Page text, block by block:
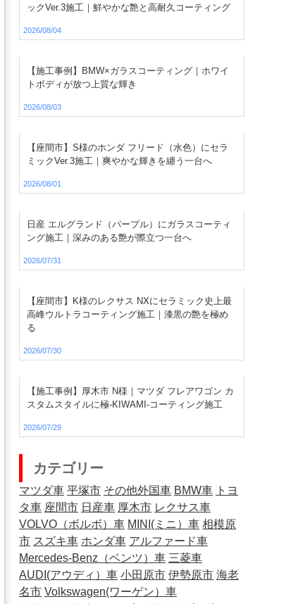
ックVer.3施工｜鮮やかな艶と高耐久コーティング
2026/08/04
【施工事例】BMW×ガラスコーティング｜ホワイ
トボディが放つ上質な輝き
2026/08/03
【座間市】S様のホンダ フリード（水色）にセラ
ミックVer.3施工｜爽やかな輝きを纏う一台へ
2026/08/01
日産 エルグランド（パープル）にガラスコーティ
ング施工｜深みのある艶が際立つ一台へ
2026/07/31
【座間市】K様のレクサス NXにセラミック史上最
高峰ウルトラコーティング施工｜漆黒の艶を極め
る
2026/07/30
【施工事例】厚木市 N様｜マツダ フレアワゴン カ
スタムスタイルに極-KIWAMI-コーティング施工
2026/07/29
カテゴリー
マツダ車 平塚市 その他外国車 BMW車 トヨ
タ車 座間市 日産車 厚木市 レクサス車
VOLVO（ボルボ）車 MINI(ミニ）車 相模原
市 スズキ車 ホンダ車 アルファード車
Mercedes-Benz（ベンツ）車 三菱車
AUDI(アウディ）車 小田原市 伊勢原市 海老
名市 Volkswagen(ワーゲン）車